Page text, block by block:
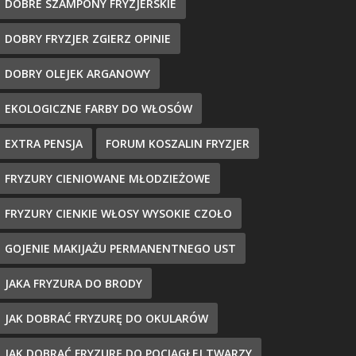
DOBRE SZAMPONY FRYZJERSKIE
DOBRY FRYZJER ZGIERZ OPINIE
DOBRY OLEJEK ARGANOWY
EKOLOGICZNE FARBY DO WŁOSÓW
EXTRA PENSJA FORUM KOSZALIN FRYZJER
FRYZURY CIENIOWANE MŁODZIEŻOWE
FRYZURY CIENKIE WŁOSY WYSOKIE CZOŁO
GOJENIE MAKIJAŻU PERMANENTNEGO UST
JAKA FRYZURA DO BRODY
JAK DOBRAĆ FRYZURĘ DO OKULARÓW
JAK DOBRAĆ FRYZURĘ DO POCIĄGŁEJ TWARZY